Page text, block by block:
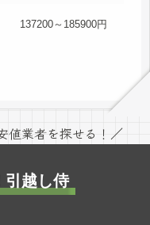
137200～185900円
値業者を探せる！／
引越し侍